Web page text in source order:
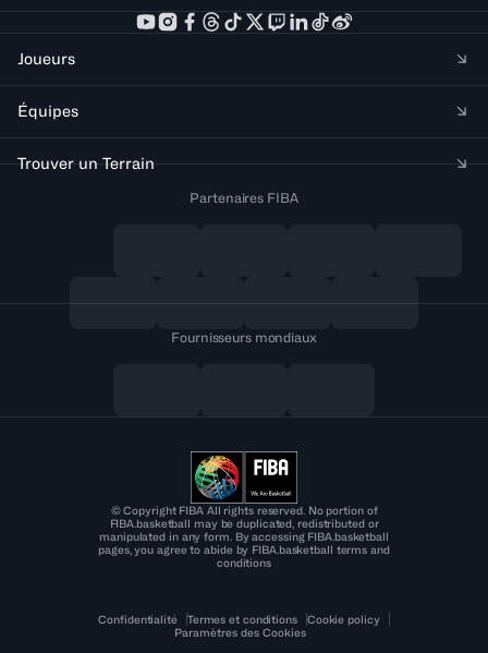
Joueurs
Équipes
Trouver un Terrain
Partenaires FIBA
Fournisseurs mondiaux
© Copyright FIBA All rights reserved. No portion of
FIBA.basketball may be duplicated, redistributed or
manipulated in any form. By accessing FIBA.basketball
pages, you agree to abide by FIBA.basketball terms and
conditions
Confidentialité Termes et conditions
Cookie policy
Paramètres des Cookies